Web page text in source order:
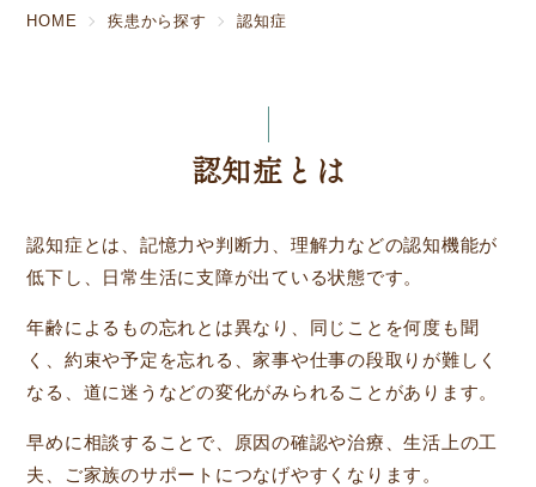
HOME 疾患から探す 認知症
認知症とは
認知症とは、記憶力や判断力、理解力などの認知機能が
低下し、日常生活に支障が出ている状態です。
年齢によるもの忘れとは異なり、同じことを何度も聞
く、約束や予定を忘れる、家事や仕事の段取りが難しく
なる、道に迷うなどの変化がみられることがあります。
早めに相談することで、原因の確認や治療、生活上の工
夫、ご家族のサポートにつなげやすくなります。